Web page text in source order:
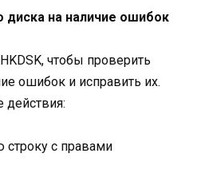
диска на наличие ошибок
чтобы проверить
ошибок и исправить их.
с правами